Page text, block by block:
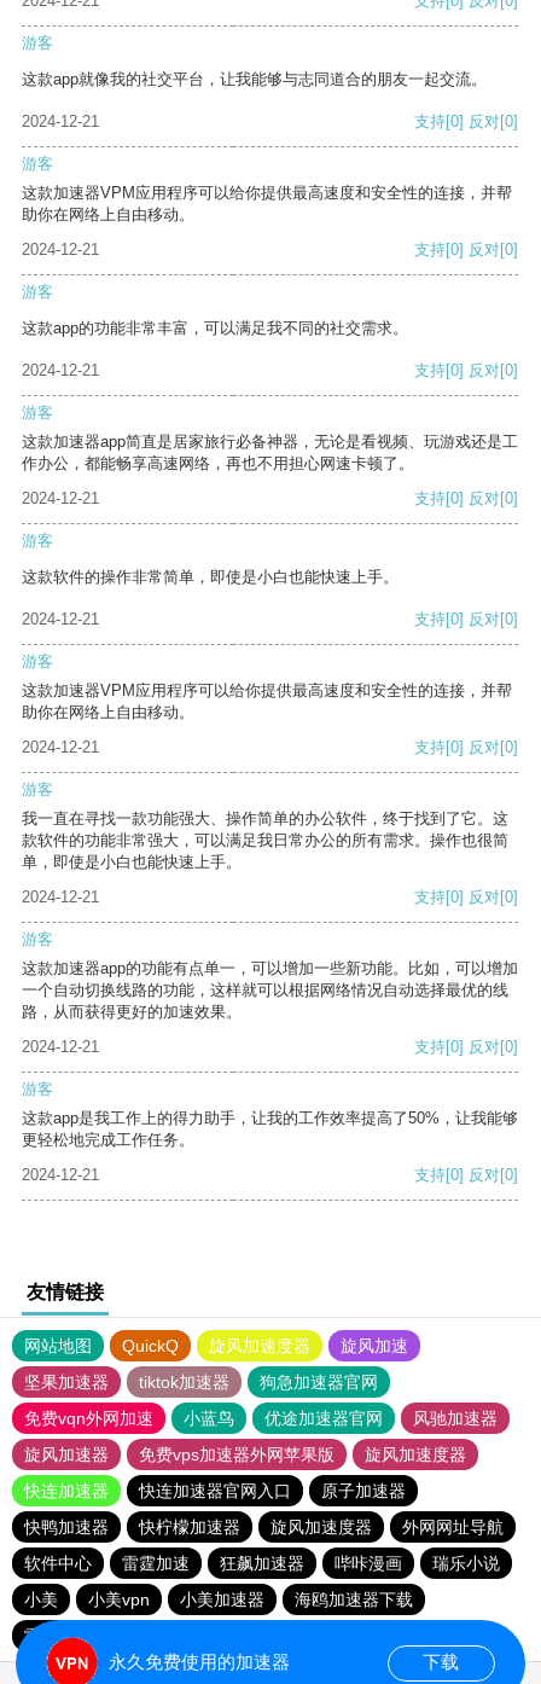
游客
这款app就像我的社交平台，让我能够与志同道合的朋友一起交流。
2024-12-21 支持[0] 反对[0]
游客
这款加速器VPM应用程序可以给你提供最高速度和安全性的连接，并帮
助你在网络上自由移动。
2024-12-21
支持[0] 反对[0]
游客
这款app的功能非常丰富，可以满足我不同的社交需求。
2024-12-21 支持[0] 反对[0]
游客
这款加速器app简直是居家旅行必备神器，无论是看视频、玩游戏还是工
作办公，都能畅享高速网络，再也不用担心网速卡顿了。
2024-12-21
支持[0] 反对[0]
游客
这款软件的操作非常简单，即使是小白也能快速上手。
2024-12-21 支持[0] 反对[0]
游客
这款加速器VPM应用程序可以给你提供最高速度和安全性的连接，并帮
助你在网络上自由移动。
2024-12-21
支持[0] 反对[0]
游客
我一直在寻找一款功能强大、操作简单的办公软件，终于找到了它。这
款软件的功能非常强大，可以满足我日常办公的所有需求。操作也很简
单，即使是小白也能快速上手。
2024-12-21
支持[0] 反对[0]
游客
这款加速器app的功能有点单一，可以增加一些新功能。比如，可以增加
一个自动切换线路的功能，这样就可以根据网络情况自动选择最优的线
路，从而获得更好的加速效果。
2024-12-21
支持[0] 反对[0]
游客
这款app是我工作上的得力助手，让我的工作效率提高了50%，让我能够
更轻松地完成工作任务。
2024-12-21
支持[0] 反对[0]
友情链接
网站地图 QuickQ 旋风加速度器
旋风加速
坚果加速器
tiktok加速器
狗急加速器官网
免费vqn外网加速
小蓝鸟 优途加速器官网
风驰加速器
旋风加速器
免费vps加速器外网苹果版
旋风加速度器
快连加速器
快连加速器官网入口
原子加速器
快鸭加速器
快柠檬加速器 旋风加速度器
外网网址导航
软件中心
雷霆加速 狂飙加速器 哔咔漫画
瑞乐小说
小美
小美vpn 小美加速器
海鸥加速器下载
雷霆加速版ins
永久免费使用的加速器 下载